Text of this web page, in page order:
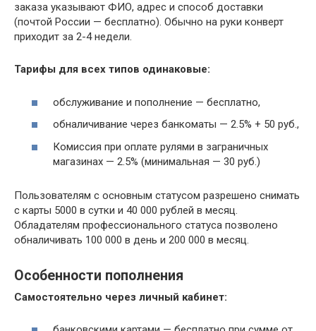
заказа указывают ФИО, адрес и способ доставки
(почтой России — бесплатно). Обычно на руки конверт
приходит за 2-4 недели.
Тарифы для всех типов одинаковые:
обслуживание и пополнение — бесплатно,
обналичивание через банкоматы — 2.5% + 50 руб.,
Комиссия при оплате рулями в заграничных
магазинах — 2.5% (минимальная — 30 руб.)
Пользователям с основным статусом разрешено снимать
с карты 5000 в сутки и 40 000 рублей в месяц.
Обладателям профессионального статуса позволено
обналичивать 100 000 в день и 200 000 в месяц.
Особенности пополнения
Самостоятельно через личный кабинет: